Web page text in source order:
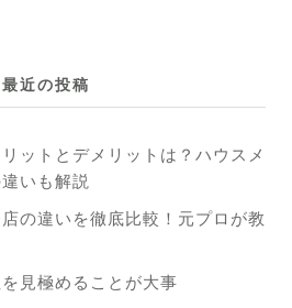
最近の投稿
ットとデメリットは？ハウスメ
いも解説
の違いを徹底比較！元プロが教
見極めることが大事